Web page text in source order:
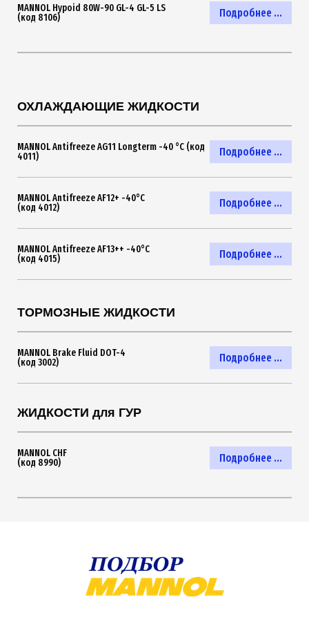
Подробнее ...
MANNOL Hypoid 80W-90 GL-4 GL-5 LS
(код 8106)
ОХЛАЖДАЮЩИЕ ЖИДКОСТИ
Подробнее ...
MANNOL Antifreeze AG11 Longterm -40 °C (код
4011)
Подробнее ...
MANNOL Antifreeze AF12+ -40°C
(код 4012)
Подробнее ...
MANNOL Antifreeze AF13++ -40°C
(код 4015)
ТОРМОЗНЫЕ ЖИДКОСТИ
Подробнее ...
MANNOL Brake Fluid DOT-4
(код 3002)
ЖИДКОСТИ для ГУР
Подробнее ...
MANNOL CHF
(код 8990)